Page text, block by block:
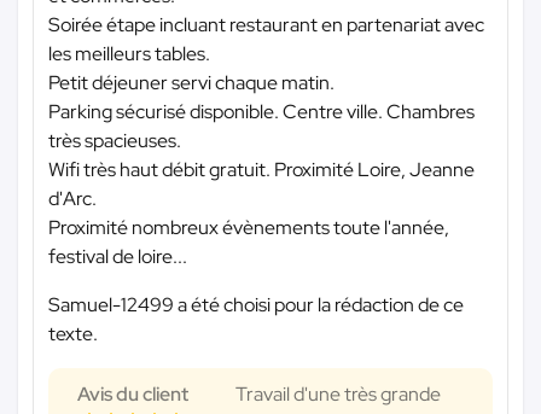
Soirée étape incluant restaurant en partenariat avec
les meilleurs tables.
Petit déjeuner servi chaque matin.
Parking sécurisé disponible. Centre ville. Chambres
très spacieuses.
Wifi très haut débit gratuit. Proximité Loire, Jeanne
d'Arc.
Proximité nombreux évènements toute l'année,
festival de loire...
Samuel-12499 a été choisi pour la rédaction de ce
texte.
Avis du client
Travail d'une très grande